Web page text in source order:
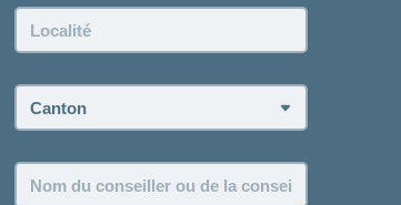
Localité:
Canton:
Nom
du